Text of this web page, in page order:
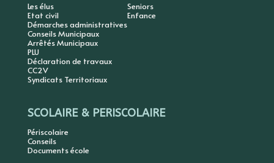
Les élus
Etat civil
Démarches administratives
Conseils Municipaux
Arrêtés Municipaux
PLU
Déclaration de travaux
CC2V
Syndicats Territoriaux
Seniors
Enfance
SCOLAIRE & PERISCOLAIRE
Périscolaire
Conseils
Documents école